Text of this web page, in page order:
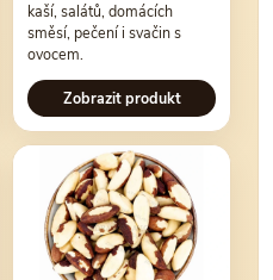
kaší, salátů, domácích
směsí, pečení i svačin s
ovocem.
Zobrazit produkt